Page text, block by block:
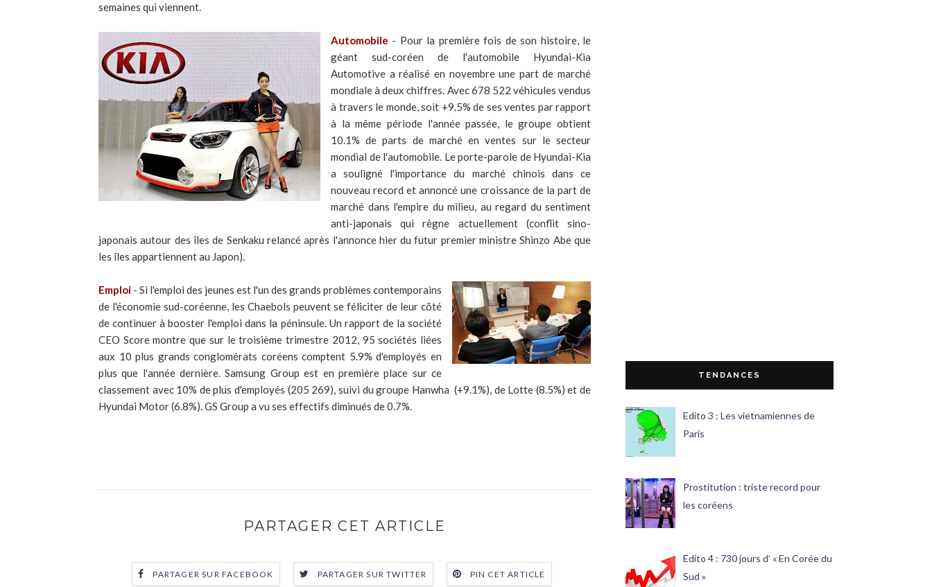
semaines qui viennent.
Automobile - Pour la première fois de son histoire, le
géant sud-coréen de l'automobile Hyundai-Kia
Automotive a réalisé en novembre une part de marché
mondiale à deux chiffres. Avec 678 522 véhicules vendus
à travers le monde, soit +9.5% de ses ventes par rapport
à la même période l'année passée, le groupe obtient
10.1% de parts de marché en ventes sur le secteur
mondial de l'automobile. Le porte-parole de Hyundai-Kia
a souligné l'importance du marché chinois dans ce
nouveau record et annoncé une croissance de la part de
marché dans l'empire du milieu, au regard du sentiment
anti-japonais qui règne actuellement (conflit sino-
japonais autour des îles de Senkaku relancé après l'annonce hier du futur premier ministre Shinzo Abe que
les îles appartiennent au Japon).
Emploi - Si l'emploi des jeunes est l'un des grands problèmes contemporains
de l'économie sud-coréenne, les Chaebols peuvent se féliciter de leur côté
de continuer à booster l'emploi dans la péninsule. Un rapport de la société
CEO Score montre que sur le troisième trimestre 2012, 95 sociétés liées
aux 10 plus grands conglomérats coréens comptent 5.9% d'employés en
plus que l'année dernière. Samsung Group est en première place sur ce
classement avec 10% de plus d'employés (205 269), suivi du groupe Hanwha (+9.1%), de Lotte (8.5%) et de
Hyundai Motor (6.8%). GS Group a vu ses effectifs diminués de 0.7%.
PARTAGER CET ARTICLE
PARTAGER SUR FACEBOOK PARTAGER SUR TWITTER PIN CET ARTICLE
TENDANCES
Edito 3 : Les vietnamiennes de
Paris
Prostitution : triste record pour
les coréens
Edito 4 : 730 jours d’ « En Corée du
Sud »